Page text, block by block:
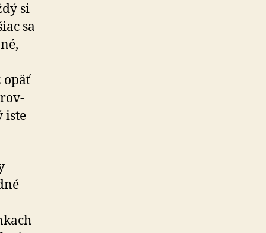
si
sa
opäť
iste